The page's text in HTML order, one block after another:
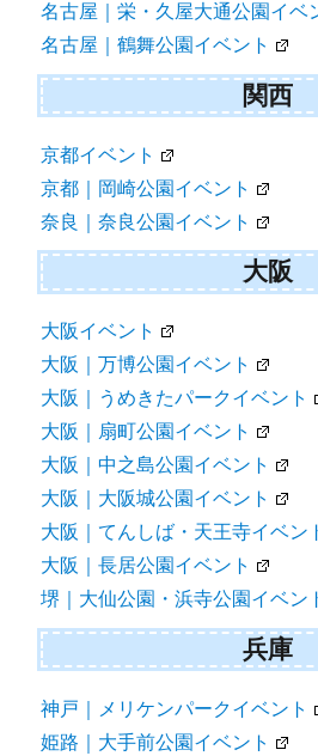
名古屋｜栄・久屋大通公園イベ
名古屋｜鶴舞公園イベント
関西
京都イベント
京都｜岡崎公園イベント
奈良｜奈良公園イベント
大阪
大阪イベント
大阪｜万博公園イベント
大阪｜うめきたパークイベント
大阪｜扇町公園イベント
大阪｜中之島公園イベント
大阪｜大阪城公園イベント
大阪｜てんしば・天王寺イベン
大阪｜長居公園イベント
堺｜大仙公園・浜寺公園イベン
兵庫
神戸｜メリケンパークイベント
姫路｜大手前公園イベント